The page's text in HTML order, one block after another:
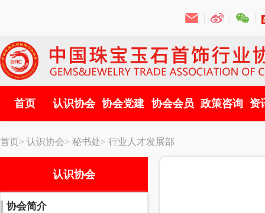
首页 认识协会 协会党建 协会会员 政策咨询 资
首页> 认识协会> 秘书处> 行业人才发展部
认识协会
协会简介